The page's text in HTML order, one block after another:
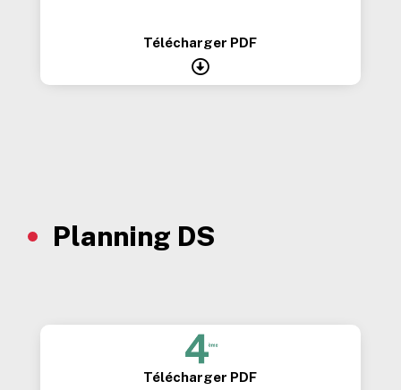
Télécharger PDF

Planning DS
Télécharger PDF